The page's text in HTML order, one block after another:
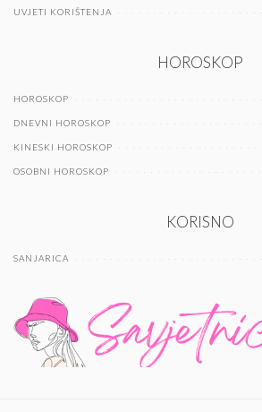
UVJETI KORIŠTENJA
HOROSKOP
HOROSKOP
DNEVNI HOROSKOP
KINESKI HOROSKOP
OSOBNI HOROSKOP
KORISNO
SANJARICA